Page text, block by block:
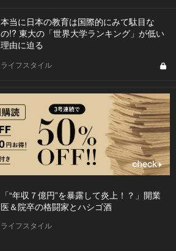
本当に日本の教育は国際的にみて駄目な
の!? 東大の「世界大学ランキング」が低い
理由に迫る
ライフスタイル
「“年収７億円”を暴露して炎上！？」開業
医＆院卒の格闘家とハシゴ酒
ライフスタイル